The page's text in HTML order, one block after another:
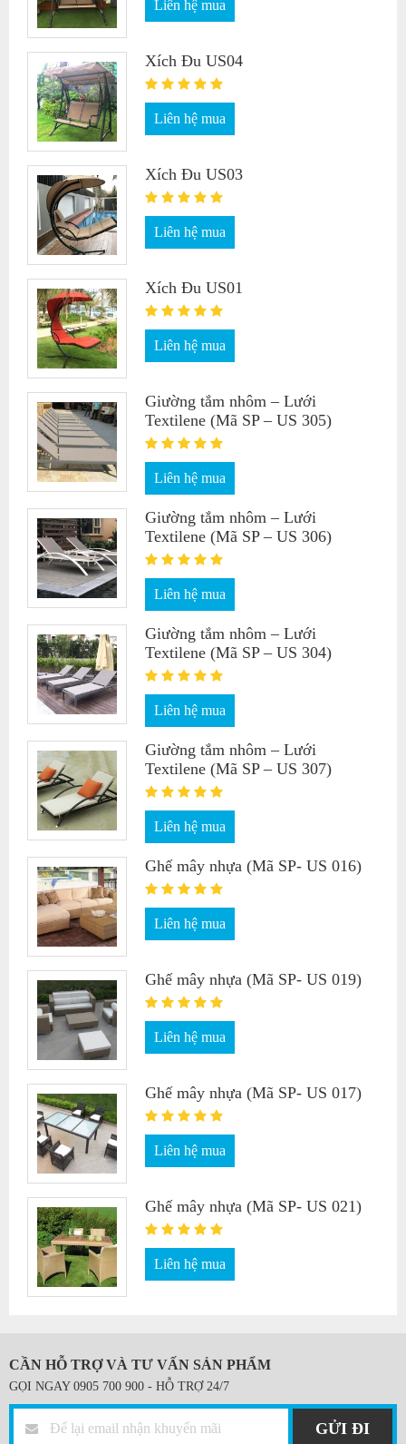
Liên hệ mua
Xích Đu US04
Liên hệ mua
Xích Đu US03
Liên hệ mua
Xích Đu US01
Liên hệ mua
Giường tắm nhôm – Lưới
Textilene (Mã SP – US 305)
Liên hệ mua
Giường tắm nhôm – Lưới
Textilene (Mã SP – US 306)
Liên hệ mua
Giường tắm nhôm – Lưới
Textilene (Mã SP – US 304)
Liên hệ mua
Giường tắm nhôm – Lưới
Textilene (Mã SP – US 307)
Liên hệ mua
Ghế mây nhựa (Mã SP- US 016)
Liên hệ mua
Ghế mây nhựa (Mã SP- US 019)
Liên hệ mua
Ghế mây nhựa (Mã SP- US 017)
Liên hệ mua
Ghế mây nhựa (Mã SP- US 021)
Liên hệ mua
CẦN HỖ TRỢ VÀ TƯ VẤN SẢN PHẨM
GỌI NGAY 0905 700 900 - HỖ TRỢ 24/7
GỬI ĐI